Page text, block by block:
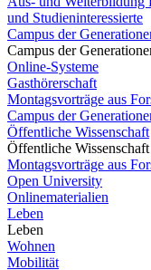
und Studieninteressierte
Campus der
Campus der
Online-Systeme
Gasthörerschaft
Montagsvorträge aus
Campus der
Öffentliche Wissenschaft
Öffentliche Wissenschaft
Montagsvorträge aus
Open University
Onlinematerialien
Leben
Leben
Wohnen
Mobilität